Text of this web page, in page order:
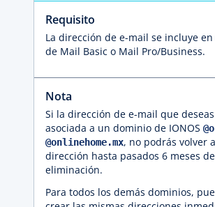
Requisito
La dirección de e-mail se incluye
de Mail Basic o Mail Pro/Business.
Nota
Si la dirección de e-mail que
asociada a un dominio de IONOS
@onlinehome.mx, no podrás volver
dirección hasta pasados 6 meses
eliminación.
Para todos los demás dominios,